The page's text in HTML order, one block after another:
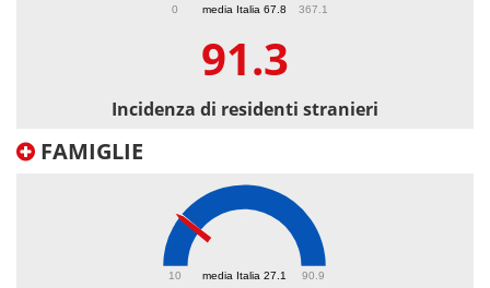
media Italia 67.8
0 367.1
91.3
Incidenza di residenti stranieri
FAMIGLIE
media Italia 27.1
10 90.9